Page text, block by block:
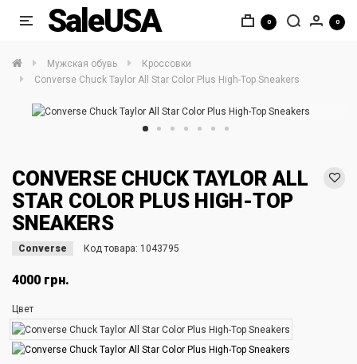
SaleUSA 0 0
Мужская обувь
Кроссовки
Converse Chuck Taylor All Star Color Plus High-Top Sneakers
CONVERSE CHUCK TAYLOR ALL
STAR COLOR PLUS HIGH-TOP
SNEAKERS
Converse Код товара: 1043795
4000 грн.
Цвет